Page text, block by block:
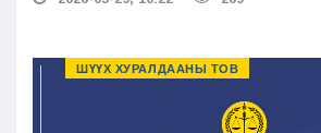
ШҮҮХ ХУРАЛДААНЫ ТОВ